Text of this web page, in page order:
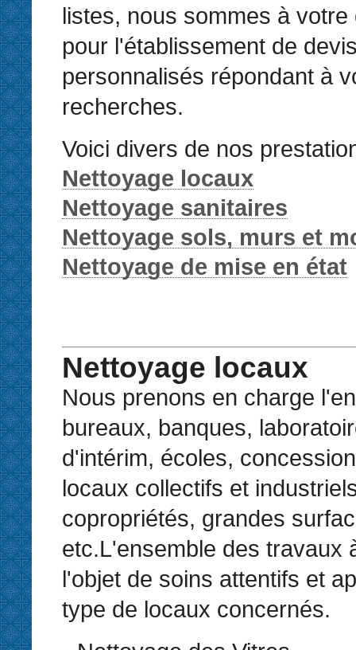
listes, nous sommes à votre
pour l'établissement de
personnalisés répondant à
recherches.
Voici divers de nos
Nettoyage locaux
Nettoyage sanitaires
Nettoyage sols, murs et
Nettoyage de mise en état
Nettoyage locaux
Nous prenons en charge
bureaux, banques,
d'intérim, écoles,
locaux collectifs et
copropriétés, grandes
etc.L'ensemble des travaux
l'objet de soins attentifs et
type de locaux concernés.